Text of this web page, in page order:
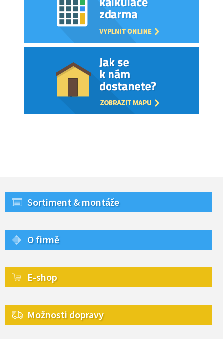
Sortiment & montáže
O firmě
E-shop
Možnosti dopravy